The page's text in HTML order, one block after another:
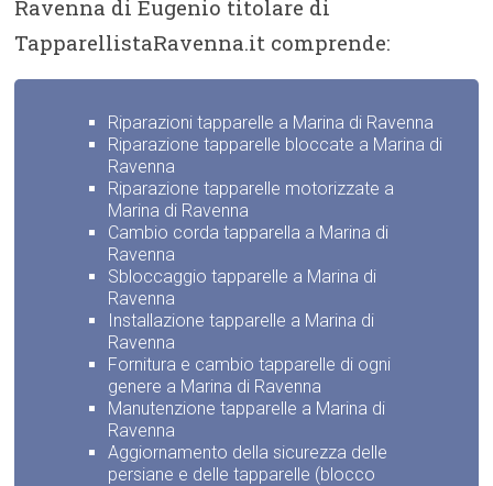
Ravenna di Eugenio titolare di
TapparellistaRavenna.it comprende:
Riparazioni tapparelle a Marina di Ravenna
Riparazione tapparelle bloccate a Marina di
Ravenna
Riparazione tapparelle motorizzate a
Marina di Ravenna
Cambio corda tapparella a Marina di
Ravenna
Sbloccaggio tapparelle a Marina di
Ravenna
Installazione tapparelle a Marina di
Ravenna
Fornitura e cambio tapparelle di ogni
genere a Marina di Ravenna
Manutenzione tapparelle a Marina di
Ravenna
Aggiornamento della sicurezza delle
persiane e delle tapparelle (blocco